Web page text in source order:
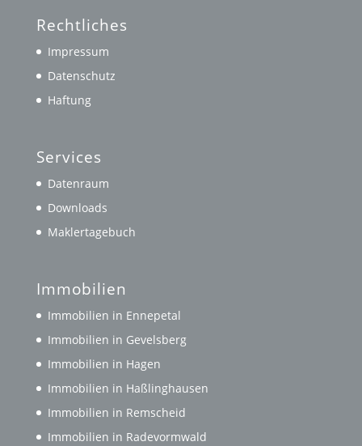
Rechtliches
Impressum
Datenschutz
Haftung
Services
Datenraum
Downloads
Maklertagebuch
Immobilien
Immobilien in Ennepetal
Immobilien in Gevelsberg
Immobilien in Hagen
Immobilien in Haßlinghausen
Immobilien in Remscheid
Immobilien in Radevormwald